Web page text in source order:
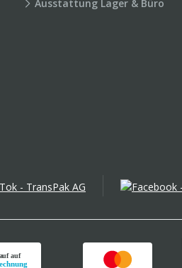
Ausstattung Lager & Büro